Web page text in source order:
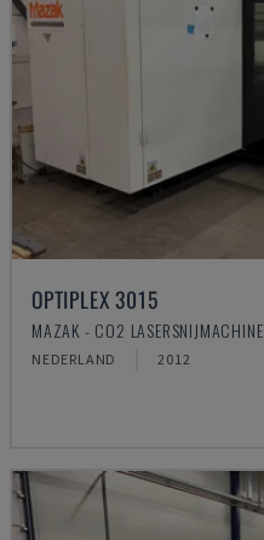
OPTIPLEX 3015
MAZAK - CO2 LASERSNIJMACHINE
NEDERLAND 2012